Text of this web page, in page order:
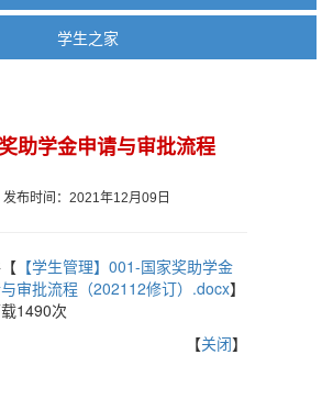
学生之家
助学金申请与审批流程
发布时间：2021年12月09日
【学生管理】001-国家奖助学金
审批流程（202112修订）.docx】
1490次
【关闭】